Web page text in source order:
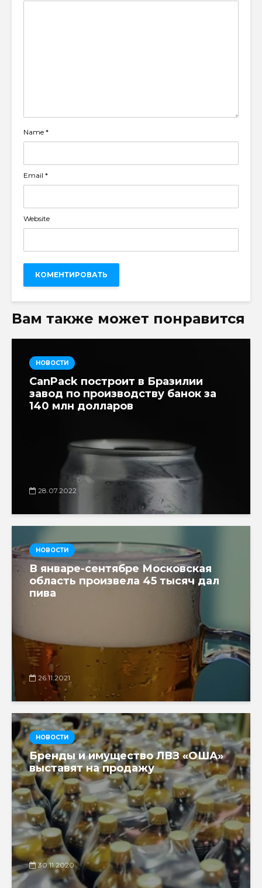
Name *
Email *
Website
Вам также может понравится
НОВОСТИ
CanPack построит в Бразилии
завод по производству банок за
140 млн долларов
28.07.2022
НОВОСТИ
В январе-сентябре Московская
область произвела 45 тысяч дал
пива
26.11.2021
НОВОСТИ
Бренды и имущество ЛВЗ «ОША»
выставят на продажу
30.11.2020